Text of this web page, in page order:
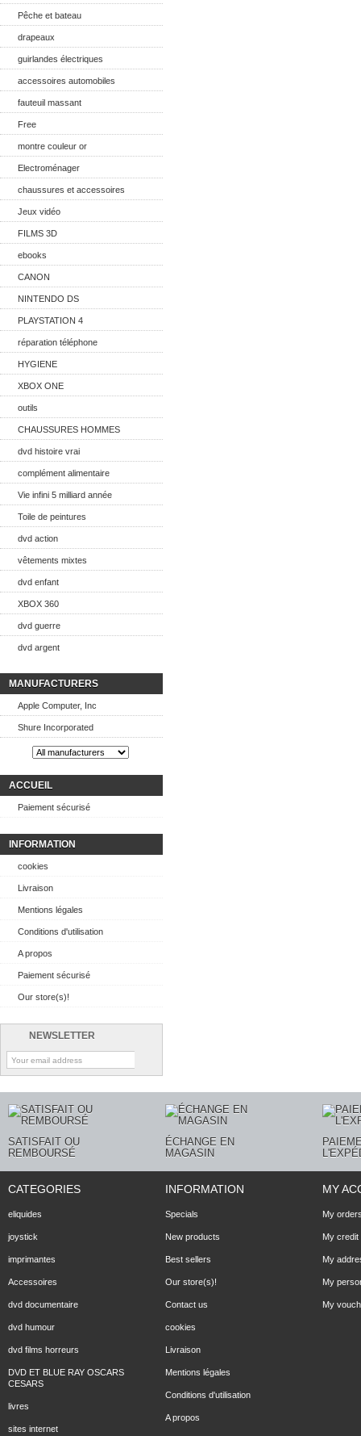
Pêche et bateau
drapeaux
guirlandes électriques
accessoires automobiles
fauteuil massant
Free
montre couleur or
Electroménager
chaussures et accessoires
Jeux vidéo
FILMS 3D
ebooks
CANON
NINTENDO DS
PLAYSTATION 4
réparation téléphone
HYGIENE
XBOX ONE
outils
CHAUSSURES HOMMES
dvd histoire vrai
complément alimentaire
Vie infini 5 milliard année
Toile de peintures
dvd action
vêtements mixtes
dvd enfant
XBOX 360
dvd guerre
dvd argent
MANUFACTURERS
Apple Computer, Inc
Shure Incorporated
ACCUEIL
Paiement sécurisé
INFORMATION
cookies
Livraison
Mentions légales
Conditions d'utilisation
A propos
Paiement sécurisé
Our store(s)!
NEWSLETTER
SATISFAIT OU
REMBOURSÉ
ÉCHANGE EN
MAGASIN
CATEGORIES
eliquides
joystick
imprimantes
Accessoires
dvd documentaire
dvd humour
dvd films horreurs
DVD ET BLUE RAY OSCARS
CESARS
livres
sites internet
INFORMATION
Specials
New products
Best sellers
Our store(s)!
Contact us
cookies
Livraison
Mentions légales
Conditions d'utilisation
A propos
MY
My
My credit
My
My
My